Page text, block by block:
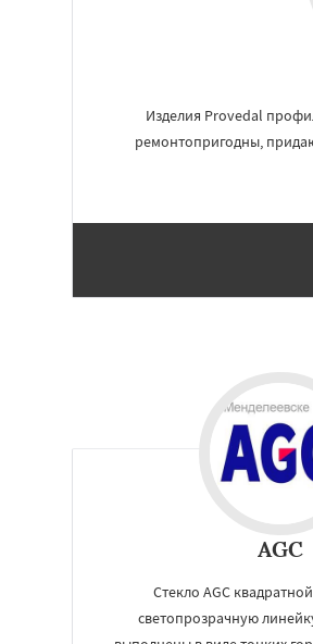
Изделия Provedal
ремонтопригодны,
AGC
Стекло AGC
светопрозрачную